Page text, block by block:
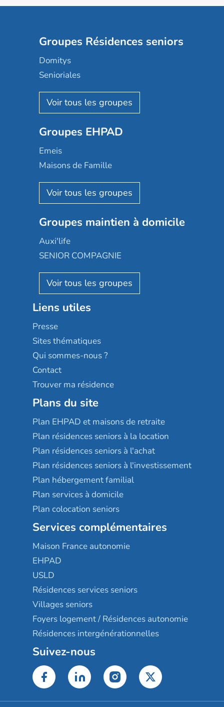
Groupes Résidences seniors
Domitys
Senioriales
Nohée
Les Résidentiels
Mobicap
Domusvi
Happy Senior
Aquarelia
Nexity edenea
Les jardins d'Arcadie
Occitalia
Appartseniors
Reseda
Stella management
Les villages d'or
Sérénys
Résidences services Villa Médicis
Groupes EHPAD
Emeis
Maisons de Famille
Korian
Emera
Groupe SOS
Le Noble Âge
Almage
Résidalya
Groupe aplus
Groupes maintien à domicile
Auxi'life
SENIOR COMPAGNIE
AGE D'OR Services
Liens utiles
Presse
Sites thématiques
Qui sommes-nous ?
Contact
Trouver ma résidence
Plans du site
Plan EHPAD et maisons de retraite
Plan résidences seniors à la location
Plan résidences seniors à l'achat
Plan résidences seniors à l'investissement
Plan hébergement familial
Plan services à domicile
Plan colocation seniors
Services complémentaires
Maison France autonomie
EHPAD
USLD
Résidences services seniors
Villages seniors
Foyers logement / Résidences autonomie
Résidences intergénérationnelles
Suivez-nous